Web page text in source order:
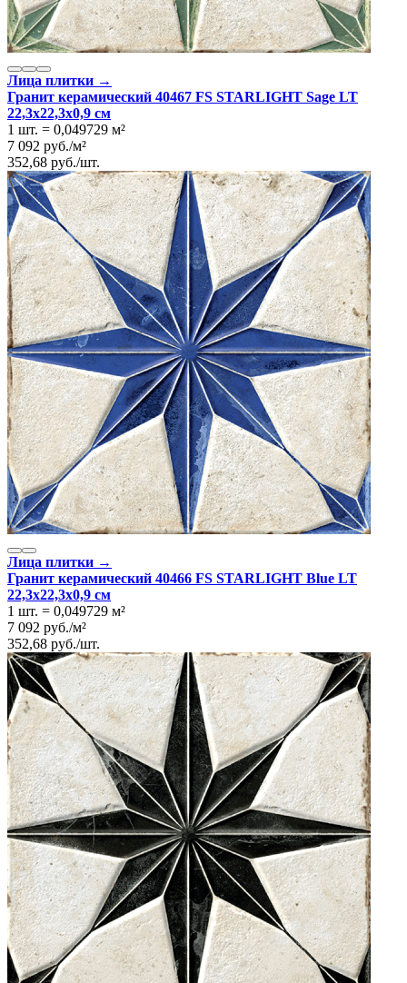
Лица плитки →
Гранит керамический 40467 FS STARLIGHT Sage LT
22,3x22,3x0,9 см
1 шт. = 0,049729 м²
7 092 руб./м²
352,68 руб./шт.
Лица плитки →
Гранит керамический 40466 FS STARLIGHT Blue LT
22,3x22,3x0,9 см
1 шт. = 0,049729 м²
7 092 руб./м²
352,68 руб./шт.